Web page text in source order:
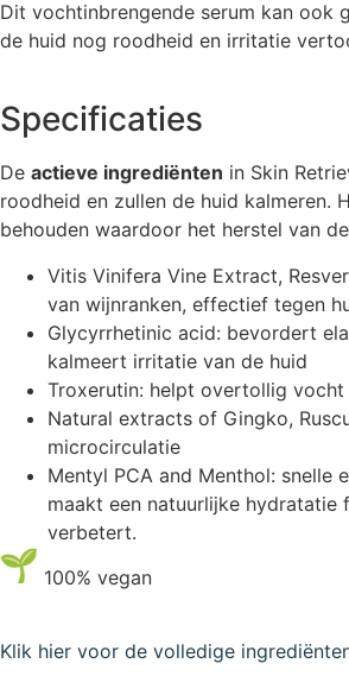
Dit vochtinbrengende serum kan ook
de huid nog roodheid en irritatie
Specificaties
De actieve ingrediënten in Skin
roodheid en zullen de huid kalmeren.
behouden waardoor het herstel van
Vitis Vinifera Vine Extract,
van wijnranken, effectief tegen
Glycyrrhetinic acid: bevordert
kalmeert irritatie van de huid
Troxerutin: helpt overtollig
Natural extracts of Gingko,
microcirculatie
Mentyl PCA and Menthol: snelle
maakt een natuurlijke
verbetert.
100% vegan
Klik hier voor de volledige